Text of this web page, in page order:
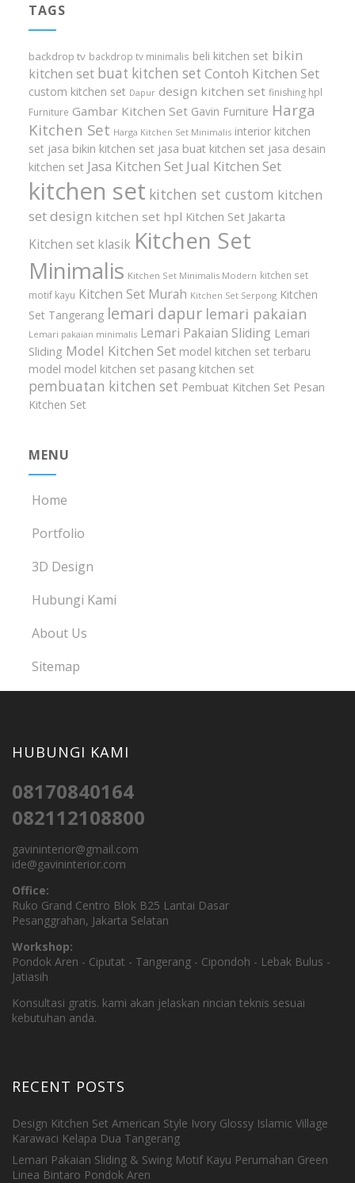
TAGS
backdrop tv backdrop tv minimalis beli kitchen set bikin
kitchen set buat kitchen set Contoh Kitchen Set
custom kitchen set Dapur design kitchen set finishing hpl
Furniture Gambar Kitchen Set Gavin Furniture Harga
Kitchen Set Harga Kitchen Set Minimalis interior kitchen
set jasa bikin kitchen set jasa buat kitchen set jasa desain
kitchen set Jasa Kitchen Set Jual Kitchen Set
kitchen set kitchen set custom kitchen
set design kitchen set hpl Kitchen Set Jakarta
Kitchen set klasik Kitchen Set
Minimalis Kitchen Set Minimalis Modern kitchen set
motif kayu Kitchen Set Murah Kitchen Set Serpong Kitchen
Set Tangerang lemari dapur lemari pakaian
Lemari pakaian minimalis Lemari Pakaian Sliding Lemari
Sliding Model Kitchen Set model kitchen set terbaru
model model kitchen set pasang kitchen set
pembuatan kitchen set Pembuat Kitchen Set Pesan
Kitchen Set
MENU
Home
Portfolio
3D Design
Hubungi Kami
About Us
Sitemap
HUBUNGI KAMI
08170840164
082112108800
gavininterior@gmail.com
ide@gavininterior.com
Office:
Ruko Grand Centro Blok B25 Lantai Dasar
Pesanggrahan, Jakarta Selatan
Workshop:
Pondok Aren - Ciputat - Tangerang - Cipondoh - Lebak Bulus -
Jatiasih
Konsultasi gratis. kami akan jelaskan rincian teknis sesuai
kebutuhan anda.
RECENT POSTS
Design Kitchen Set American Style Ivory Glossy Islamic Village
Karawaci Kelapa Dua Tangerang
Lemari Pakaian Sliding & Swing Motif Kayu Perumahan Green
Linea Bintaro Pondok Aren